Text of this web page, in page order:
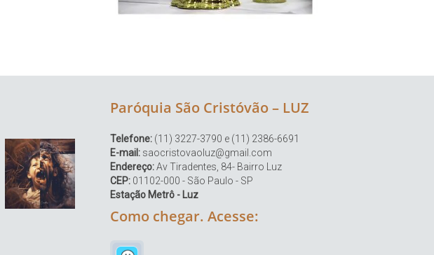
Paróquia São Cristóvão – LUZ
Telefone: (11) 3227-3790 e (11) 2386-6691
E-mail: saocristovaoluz@gmail.com
Endereço:Av Tiradentes, 84- Bairro Luz
CEP: 01102-000 - São Paulo - SP
Estação Metrô - Luz
Como chegar. Acesse: